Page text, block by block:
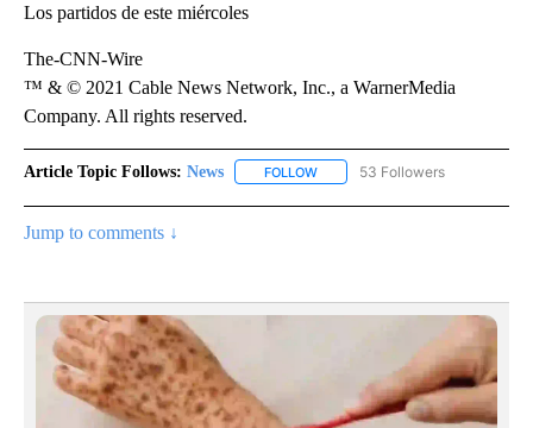
Los partidos de este miércoles
The-CNN-Wire
™ & © 2021 Cable News Network, Inc., a WarnerMedia
Company. All rights reserved.
Article Topic Follows: News FOLLOW FOLLOW "NEWS" TO RECEIVE
53 Followers
Jump to comments ↓